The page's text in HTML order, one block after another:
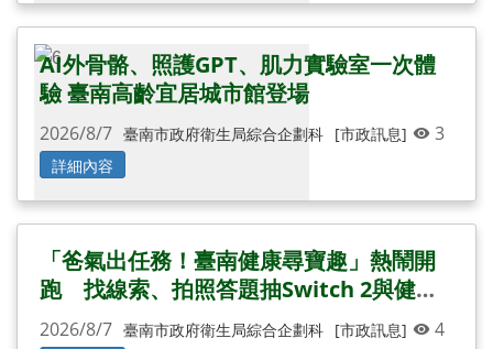
AI外骨骼、照護GPT、肌力實驗室一次體
驗 臺南高齡宜居城市館登場
2026/8/7 臺南市政府衛生局綜合企劃科 [市政訊息] 3
詳細內容
「爸氣出任務！臺南健康尋寶趣」熱鬧開
跑 找線索、拍照答題抽Switch 2與健康
好禮
2026/8/7 臺南市政府衛生局綜合企劃科 [市政訊息] 4